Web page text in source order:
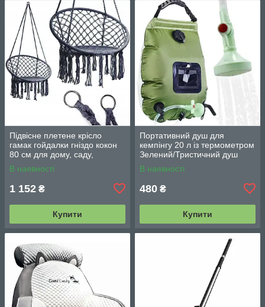
Підвісне плетене крісло
гамак гойдалки гніздо кокон
80 см для дому, саду,
балкона та тераси
В наявності
1 152 ₴
Купити
Портативний душ для
кемпінгу 20 л із термометром
Зелений/Тристичний душ
переносний з лійкою/
Польовий душ сумка
В наявності
480 ₴
Купити